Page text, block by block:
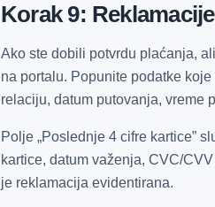
Korak 9: Reklamacije
Ako ste dobili potvrdu plaćanja,
na portalu. Popunite podatke
relaciju, datum putovanja, vreme
Polje „Poslednje 4 cifre kartice”
kartice, datum važenja, CVC/
je reklamacija evidentirana.